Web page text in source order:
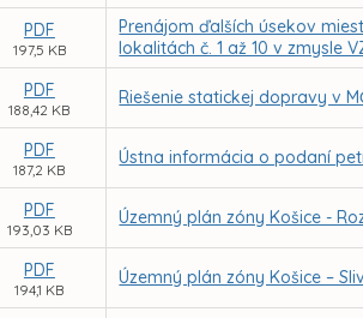
PDF
197,5 KB
Prenájom ďalších úsekov
lokalitách č. 1 až 10 v zmysle
PDF
188,42 KB
Riešenie statickej dopravy v
PDF
187,2 KB
Ústna informácia o podaní
PDF
193,03 KB
Územný plán zóny Košice -
PDF
194,1 KB
Územný plán zóny Košice –